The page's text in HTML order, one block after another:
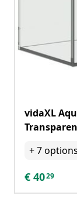
vidaXL
+7options
€ 4029